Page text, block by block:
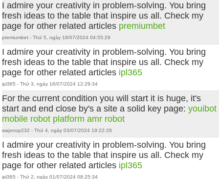
I admire your creativity in problem-solving. You bring
fresh ideas to the table that inspire us all. Check my
page for other related articles premiumbet
premiumbet - Thứ 5, ngày 18/07/2024 04:55:29
I admire your creativity in problem-solving. You bring
fresh ideas to the table that inspire us all. Check my
page for other related articles ipl365
ipl365 - Thứ 3, ngày 16/07/2024 12:29:34
For the current condition you will start it is huge, it's
start and end close by's a site a solid key page:youibot
mobile robot platform amr robot
wajonop232 - Thứ 4, ngày 03/07/2024 19:22:28
I admire your creativity in problem-solving. You bring
fresh ideas to the table that inspire us all. Check my
page for other related articles ipl365
ipl365 - Thứ 2, ngày 01/07/2024 08:25:34